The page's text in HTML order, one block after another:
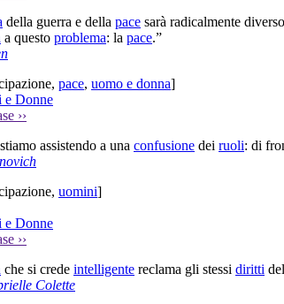
della guerra e della pace sarà radicalmente
a questo problema: la pace.”
, pace, uomo e donna]
e Donne
››
assistendo a una confusione dei ruoli: di
, uomini]
e Donne
››
che si crede intelligente reclama gli stessi diritti
Colette